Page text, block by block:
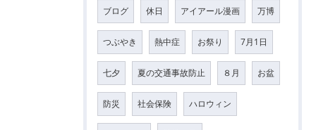
ブログ 休日 アイアール漫画 万博
つぶやき 熱中症 お祭り 7月1日
七夕 夏の交通事故防止 ８月 お盆
防災 社会保険 ハロウィン